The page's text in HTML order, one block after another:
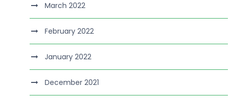
March 2022
February 2022
January 2022
December 2021